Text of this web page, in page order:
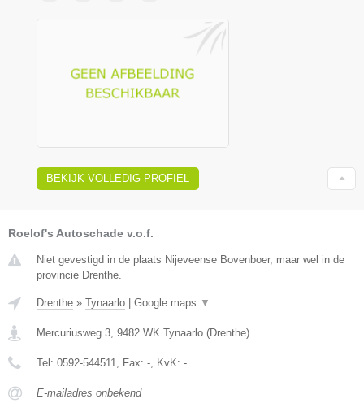
BEKIJK VOLLEDIG PROFIEL
Roelof's Autoschade v.o.f.
Niet gevestigd in de plaats Nijeveense Bovenboer, maar wel in de
provincie Drenthe.
Drenthe » Tynaarlo Google maps ▼
Mercuriusweg 3 9482 WK Tynaarlo (Drenthe)
Tel: 0592-544511 , Fax: - , KvK: -
E-mailadres onbekend